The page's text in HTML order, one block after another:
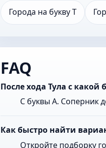
Города на букву Т
FAQ
После хода Тула с
С буквы А. Соперник
Как быстро найти
Откройте подборку